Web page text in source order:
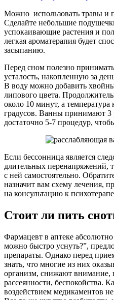
Можно использовать травы и
Сделайте небольшие
успокаивающие растения и
легкая ароматерапия будет
засыпанию.
Перед сном полезно
усталость, накопленную за
В воду можно добавить
липового цвета.
около 10 минут, а
градусов. Ванны принимают 3
достаточно 5-7 процедур,
Если бессонница является
длительных перенапряжений,
с ней самостоятельно.
назначит вам схему лечения,
на консультацию к
Стоит ли пить
Фармацевт в аптеке
можно быстро уснуть?”,
препараты. Однако перед
знать, что многие из них
организм, снижают внимание,
рассеянности, беспокойства.
воздействием медикаментов